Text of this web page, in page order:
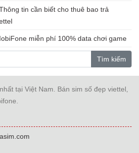
tin cần biết cho thuê bao trả
miễn phí 100% data chơi game
Tìm kiếm
tại Việt Nam. Bán sim số đẹp viettel,